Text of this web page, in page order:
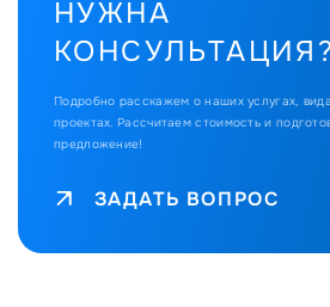
НУЖНА
КОНСУЛЬТАЦИЯ?
Подробно расскажем о наших услугах,
проектах. Рассчитаем стоимость и
предложение!
ЗАДАТЬ ВОПРОС